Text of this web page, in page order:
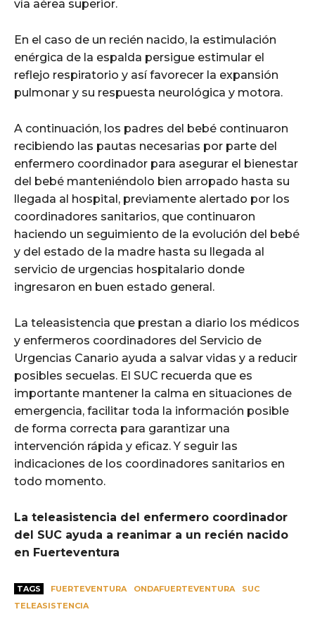
vía aérea superior.
En el caso de un recién nacido, la estimulación
enérgica de la espalda persigue estimular el
reflejo respiratorio y así favorecer la expansión
pulmonar y su respuesta neurológica y motora.
A continuación, los padres del bebé continuaron
recibiendo las pautas necesarias por parte del
enfermero coordinador para asegurar el bienestar
del bebé manteniéndolo bien arropado hasta su
llegada al hospital, previamente alertado por los
coordinadores sanitarios, que continuaron
haciendo un seguimiento de la evolución del bebé
y del estado de la madre hasta su llegada al
servicio de urgencias hospitalario donde
ingresaron en buen estado general.
La teleasistencia que prestan a diario los médicos
y enfermeros coordinadores del Servicio de
Urgencias Canario ayuda a salvar vidas y a reducir
posibles secuelas. El SUC recuerda que es
importante mantener la calma en situaciones de
emergencia, facilitar toda la información posible
de forma correcta para garantizar una
intervención rápida y eficaz. Y seguir las
indicaciones de los coordinadores sanitarios en
todo momento.
La teleasistencia del enfermero coordinador
del SUC ayuda a reanimar a un recién nacido
en Fuerteventura
TAGS FUERTEVENTURA ONDAFUERTEVENTURA
SUC
TELEASISTENCIA